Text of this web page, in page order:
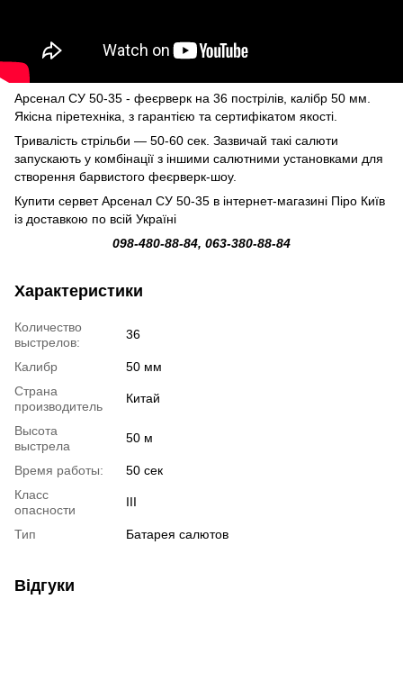
Арсенал СУ 50-35 - феєрверк на 36 пострілів, калібр 50 мм.
Якісна піретехніка, з гарантією та сертифікатом якості.
Тривалість стрільби — 50-60 сек. Зазвичай такі салюти
запускають у комбінації з іншими салютними установками для
створення барвистого феєрверк-шоу.
Купити серветАрсенал СУ 50-35 в інтернет-магазині Піро Київ
із доставкою по всій Україні
098-480-88-84, 063-380-88-84
Характеристики
Количество
выстрелов:
36
Калибр
50 мм
Страна
производитель
Китай
Высота
выстрела
50 м
Время работы:
50 сек
Класс
опасности
III
Тип Батарея салютов
Відгуки